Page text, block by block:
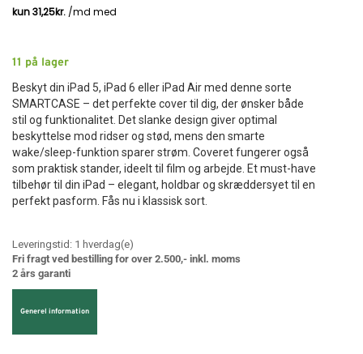
11 på lager
Beskyt din iPad 5, iPad 6 eller iPad Air med denne sorte
SMARTCASE – det perfekte cover til dig, der ønsker både
stil og funktionalitet. Det slanke design giver optimal
beskyttelse mod ridser og stød, mens den smarte
wake/sleep-funktion sparer strøm. Coveret fungerer også
som praktisk stander, ideelt til film og arbejde. Et must-have
tilbehør til din iPad – elegant, holdbar og skræddersyet til en
perfekt pasform. Fås nu i klassisk sort.
Leveringstid: 1 hverdag(e)
Fri fragt ved bestilling for over 2.500,- inkl. moms
2 års garanti
Generel information